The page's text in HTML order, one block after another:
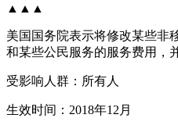
▲▲▲
美国国务院表示将修改某些非
和某些公民服务的服务费用，
受影响人群：所有人
生效时间：2018年12月